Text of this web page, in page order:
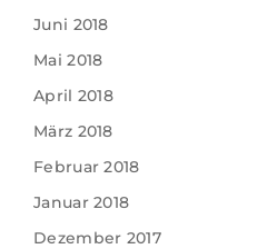
Juni 2018
Mai 2018
April 2018
März 2018
Februar 2018
Januar 2018
Dezember 2017